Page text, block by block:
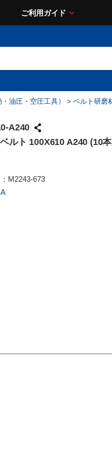
ご利用ガイド
油圧・空圧工具） > ベルト研磨
A240
ルト 100X610 A240 (10
M2243-673
A